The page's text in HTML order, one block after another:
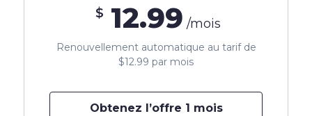
$ 12.99 /mois
Renouvellement automatique au tarif de
$12.99 par mois
Obtenez l’offre 1 mois